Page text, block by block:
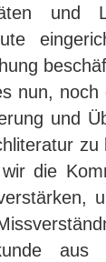
und
nun,
und
zu
die